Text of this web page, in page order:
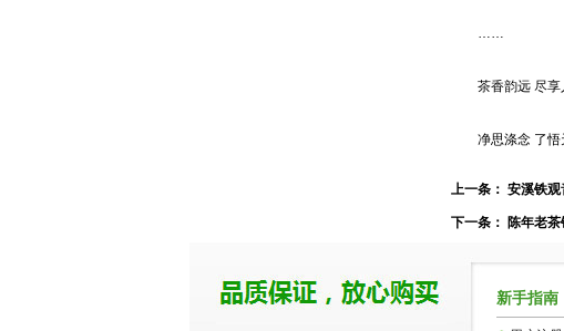
……
茶香韵远 尽享
净思涤念 了悟
上一条： 安溪铁观
下一条： 陈年老
新手指南